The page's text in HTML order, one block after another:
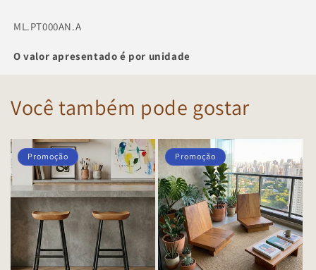
SKU:
ML.PT000AN.A
O valor apresentado é por unidade
Você também pode gostar
Promoção Promoção